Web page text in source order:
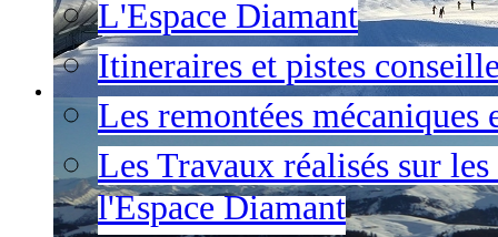
L'Espace Diamant
Itineraires et pistes
Les remontées mécaniques
Les Travaux réalisés sur
l'Espace Diamant